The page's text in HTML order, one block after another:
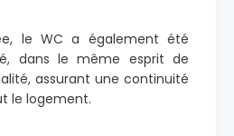
le WC a également été
dans le même esprit de
assurant une continuité
le logement.